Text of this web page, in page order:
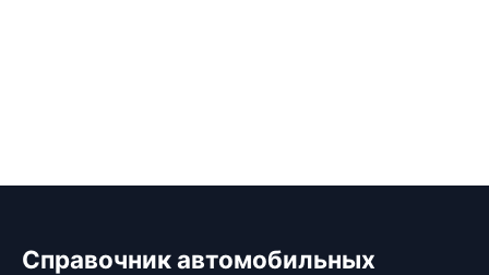
Справочник автомобильных